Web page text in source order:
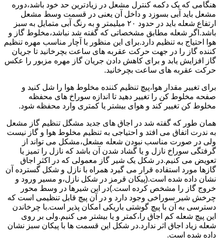
هنگامی که یک دکمه کنترل مشعل در زیادترین حد خود باشد،دوره
مشعل باید آبی بسوزد و داخل آن یعنی در قسمت وسط مشعل
ارتفاع شعله باید در حدود ۲۰ میلیمتر و به رنگ آبی متمایل به سبز
باشد.اگر شعله مطابق مشخصاتی که گفته شد نباشد،مخلوط گاز و
هوا احتیاج به تنظیم دارد.برای این منظور با آچار مناسب مهره تنظیم
کننده گاز را در جهت حرکت عقربه های ساعت بچرخانید تا جریان
گاز افزایش یابد و برای کاهش دادن جریان گاز مهره مزبور را عکس
حرکت عقربه های ساعت بچرخانید.
برای تغییر مقدار هوا،پیچ تنظیم کننده مخلوط هوا را شل کنید و
صفحه مخلوط کن را تغییر دهید تا اندازه سوراخ های محفظه
مخلوط کن تغییر کند و هوای بیشتر یا کمتری وارد محفظه شود.
همان طور که گفته شد در اجاق های جدید مشگل تنظیم گاز مشعل
به ندرت اتفاق می افتد و احتیاجی به تنظیم مخلوط هوا و گاز نیست
ولی در صورت مناسب نبودن شعله مشعل،مشکل می تواند از
گرفتگی سوراخ نازل و یا گشاد شدن آن باشد که نازل را تمیز یا
تعویض می کنیم.در شکل یک شیر گاز معمولی که در اکثر اجاق
گازها مورد استفاده قرار می گیرد همراه با نازل و شکل گسترده آن
نشان داده شده است.(پیکان قرمز در شکل نازل،و مسیر ورود و
خروج گاز را مشخص کرده است.)در این شیرها در وسط محور
چرخش شیر سوراخی وجود دارد و در آن پیچ قابل تنظیمی است که
دسترسی به آن با پیچ گوشتی باریکی امکان پذیر است.با چرخاندن
این پیچ شعله کم اجاق را،کمتر و یا بیشتر می کنیم.ولی بر روی
شعله زیاد اجاق اثر ندارد.در شکل این قسمت ها با پیکان سبز نشان
داده شده است.